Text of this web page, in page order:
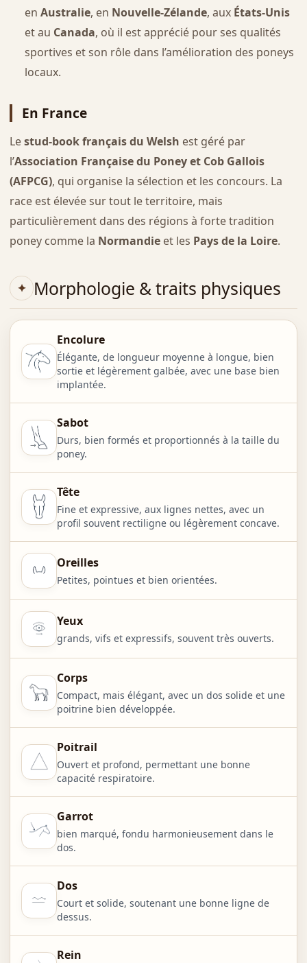
en Australie, en Nouvelle-Zélande, aux États-Unis
et au Canada, où il est apprécié pour ses qualités
sportives et son rôle dans l’amélioration des poneys
locaux.
En France
Lestud-book français du Welsh est géré par
l’Association Française du Poney et Cob Gallois
(AFPCG), qui organise la sélection et les concours. La
race est élevée sur tout le territoire, mais
particulièrement dans des régions à forte tradition
poney comme la Normandieet les Pays de la Loire.
Morphologie & traits physiques
Encolure
Élégante, de longueur moyenne à longue, bien
sortie et légèrement galbée, avec une base bien
implantée.
Sabot
Durs, bien formés et proportionnés à la taille du
poney.
Tête
Fine et expressive, aux lignes nettes, avec un
profil souvent rectiligne ou légèrement concave.
Oreilles
Petites, pointues et bien orientées.
Yeux
grands, vifs et expressifs, souvent très ouverts.
Corps
Compact, mais élégant, avec un dos solide et une
poitrine bien développée.
Poitrail
Ouvert et profond, permettant une bonne
capacité respiratoire.
Garrot
bien marqué, fondu harmonieusement dans le
dos.
Dos
Court et solide, soutenant une bonne ligne de
dessus.
Rein